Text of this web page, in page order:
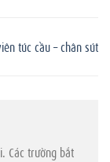
túc cầu – chân sút
Các trường bắt